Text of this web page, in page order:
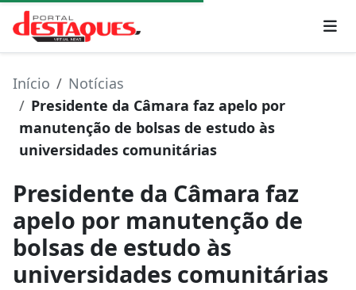
Início
Notícias
Presidente da Câmara faz apelo por
manutenção de bolsas de estudo às
universidades comunitárias
Presidente da Câmara faz
apelo por manutenção de
bolsas de estudo às
universidades comunitárias